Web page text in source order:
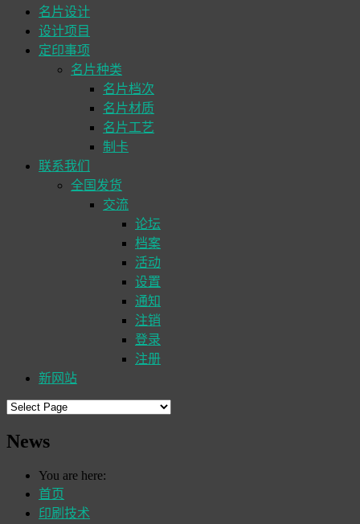
名片设计
设计项目
定印事项
名片种类
名片档次
名片材质
名片工艺
制卡
联系我们
全国发货
交流
论坛
档案
活动
设置
通知
注销
登录
注册
新网站
News
You are here:
首页
印刷技术